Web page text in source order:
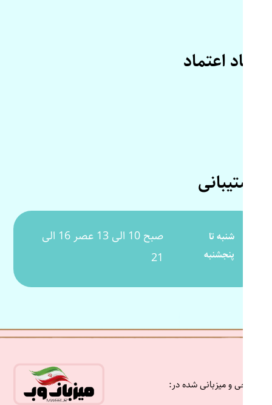
نماد اعتماد
پشتیبانی
شنبه تا
پنجشنبه
صبح 10 الی 13 عصر 16 الی
21
طراحی و میزبانی شده در: